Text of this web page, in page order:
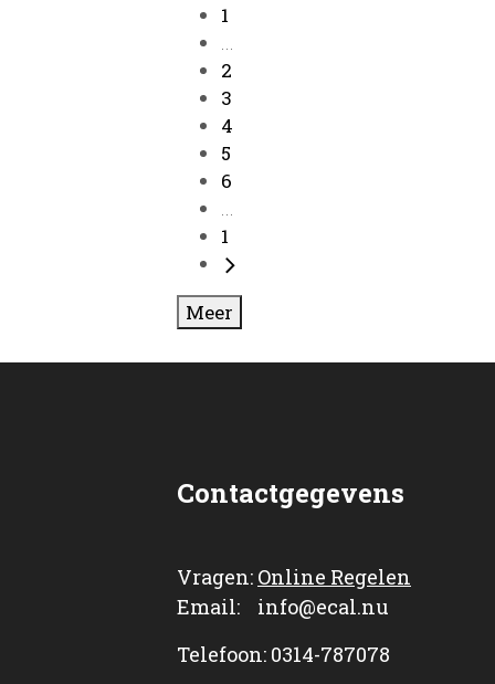
1
...
2
3
4
5
6
...
1
Meer
Contactgegevens
Vragen: Online Regelen
Email: info@ecal.nu
Telefoon: 0314-787078